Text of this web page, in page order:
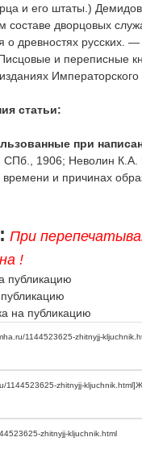
и его штаты.)
составе дворцовых
о древностях
и переписные
статьи:
при
СПб., 1906; Неволин К.А.
и причинах
При
!
публикацию
на публикацию